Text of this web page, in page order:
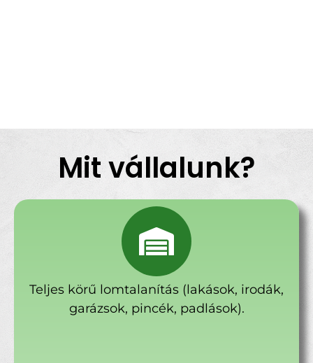
Mit vállalunk?
Teljes körű lomtalanítás (lakások, irodák,
garázsok, pincék, padlások).